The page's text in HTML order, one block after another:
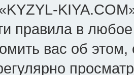
правила в
вас об